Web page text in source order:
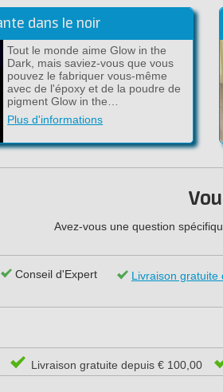
dans le noir
Tout le monde aime Glow in the
Dark, mais saviez-vous que vous
pouvez le fabriquer vous-même
avec de l'époxy et de la poudre de
pigment Glow in the…
Plus d'informations
Avez-vous une question
Conseil d'Expert Livraison gratuite
Livraison gratuite depuis € 100,00